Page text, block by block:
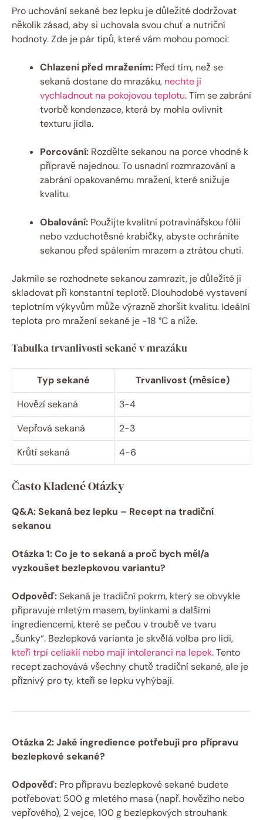
Pro uchování sekané bez lepku je důležité dodržovat
několik zásad, aby si uchovala svou chuť a nutriční
hodnoty. Zde je pár tipů, které vám mohou pomoci:
Chlazení před mražením: Před tím, než se
sekaná dostane do mrazáku, nechte ji
vychladnout na pokojovou teplotu. Tím se zabrání
tvorbě kondenzace, která by mohla ovlivnit
texturu jídla.
Porcování: Rozdělte sekanou na porce vhodné k
přípravě najednou. To usnadní rozmrazování a
zabrání opakovanému mražení, které snižuje
kvalitu.
Obalování: Použijte kvalitní potravinářskou fólii
nebo vzduchotěsné krabičky, abyste ochráníte
sekanou před spálením mrazem a ztrátou chuti.
Jakmile se rozhodnete sekanou zamrazit, je důležité ji
skladovat při konstantní teplotě. Dlouhodobé vystavení
teplotním výkyvům může výrazně zhoršit kvalitu. Ideální
teplota pro mražení sekané je -18 °C a níže.
Tabulka trvanlivosti sekané v mrazáku
Typ sekané
Trvanlivost (měsíce)
Hovězí sekaná
3-4
Vepřová sekaná
2-3
Krůtí sekaná
4-6
Často Kladené Otázky
Q&A: Sekaná bez lepku – Recept na tradiční
sekanou
Otázka 1: Co je to sekaná a proč bych měl/a
vyzkoušet bezlepkovou variantu?
Odpověď:Sekaná je tradiční pokrm, který se obvykle
připravuje mletým masem, bylinkami a dalšími
ingrediencemi, které se pečou v troubě ve tvaru
„šunky“. Bezlepková varianta je skvělá volba pro lidi,
kteří trpí celiakií nebo mají intoleranci na lepek. Tento
recept zachovává všechny chutě tradiční sekané, ale je
příznivý pro ty, kteří se lepku vyhýbají.
Otázka 2: Jaké ingredience potřebuji pro přípravu
bezlepkové sekané?
Odpověď: Pro přípravu bezlepkové sekané budete
potřebovat: 500 g mletého masa (např. hovězího nebo
vepřového), 2 vejce, 100 g bezlepkových strouhank